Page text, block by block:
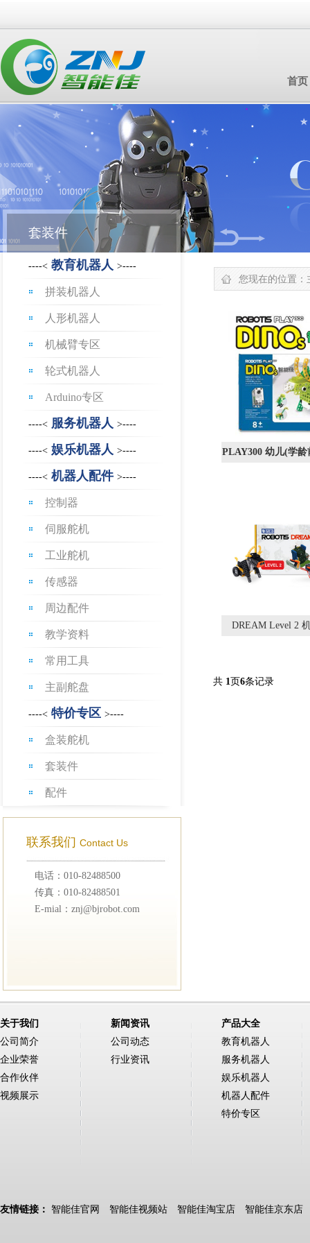
首页
套装件
----< 教育机器人 >----
拼装机器人
人形机器人
机械臂专区
轮式机器人
Arduino专区
----< 服务机器人 >----
----< 娱乐机器人 >----
----< 机器人配件 >----
控制器
伺服舵机
工业舵机
传感器
周边配件
教学资料
常用工具
主副舵盘
----< 特价专区 >----
盒装舵机
套装件
配件
联系我们 Contact Us
电话：010-82488500
传真：010-82488501
E-mial：znj@bjrobot.com
您现在的位置：
PLAY300 幼儿(学
DREAM Level 2
共 1页6条记录
关于我们
公司简介
企业荣誉
合作伙伴
视频展示
新闻资讯
公司动态
行业资讯
产品大全
教育机器人
服务机器人
娱乐机器人
机器人配件
特价专区
友情链接： 智能佳官网 智能佳视频站 智能佳淘宝店 智能佳京东店